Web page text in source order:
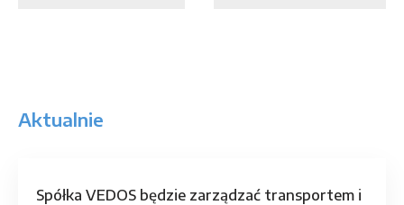
Aktualnie
Spółka VEDOS będzie zarządzać transportem i